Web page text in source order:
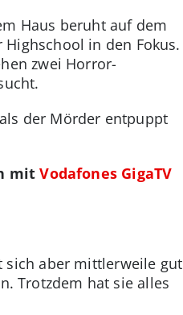
Haus beruht auf dem
in den Fokus.
zwei Horror-
der Mörder entpuppt
mitVodafones GigaTV
sich aber mittlerweile gut
Trotzdem hat sie alles